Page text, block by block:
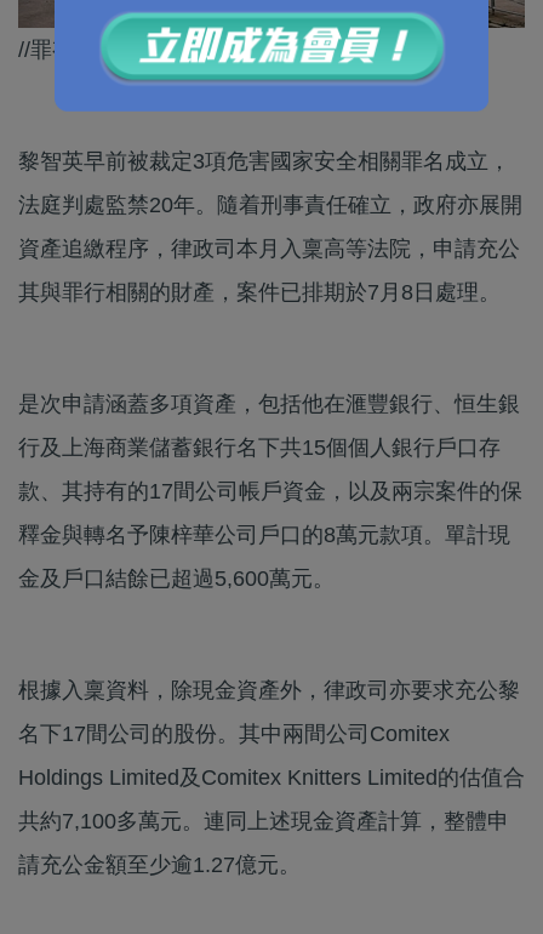
//罪有應得，充公黎智英資產1.27億元//
黎智英早前被裁定3項危害國家安全相關罪名成立，
法庭判處監禁20年。隨着刑事責任確立，政府亦展開
資產追繳程序，律政司本月入稟高等法院，申請充公
其與罪行相關的財產，案件已排期於7月8日處理。
是次申請涵蓋多項資產，包括他在滙豐銀行、恒生銀
行及上海商業儲蓄銀行名下共15個個人銀行戶口存
款、其持有的17間公司帳戶資金，以及兩宗案件的保
釋金與轉名予陳梓華公司戶口的8萬元款項。單計現
金及戶口結餘已超過5,600萬元。
根據入稟資料，除現金資產外，律政司亦要求充公黎
名下17間公司的股份。其中兩間公司Comitex
Holdings Limited及Comitex Knitters Limited的估值合
共約7,100多萬元。連同上述現金資產計算，整體申
請充公金額至少逾1.27億元。